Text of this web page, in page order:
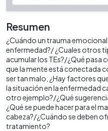
Resumen
¿Cuándo un trauma
enfermedad?/ ¿Cuales otros
acumular los TEs?/¿Qué pasa
que la mente está conectada
ser tan malo, ¿Hay factores
la situación en la enfermedad
otro ejemplo?/¿Qué
¿Qué se puede hacer para el
cabeza?/¿Cuándo se deben
tratamiento?